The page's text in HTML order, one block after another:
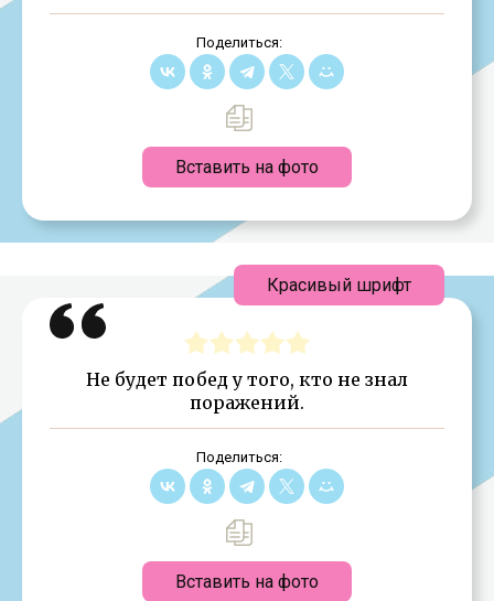
Поделиться:
Вставить на фото
Не будет побед у того, кто не знал
поражений.
Поделиться:
Вставить на фото
Красивый шрифт